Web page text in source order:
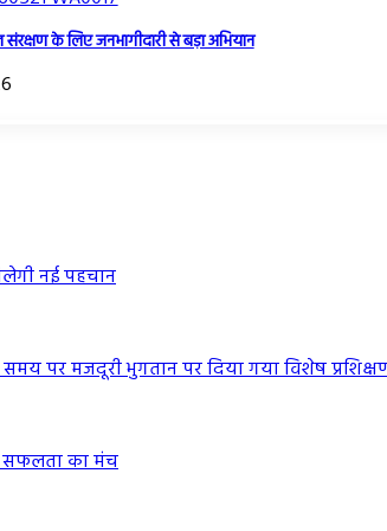
के लिए जनभागीदारी से बड़ा अभियान
नई पहचान
पर मजदूरी भुगतान पर दिया गया विशेष
सफलता का मंच